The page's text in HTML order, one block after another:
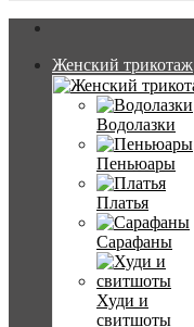
Женский трикотаж
Водолазки
Пеньюары
Платья
Сарафаны
Худи и
свитшоты